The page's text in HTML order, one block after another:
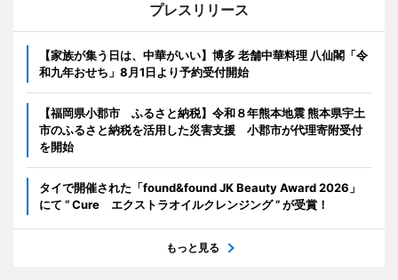
プレスリリース
【家族が集う日は、中華がいい】博多 老舗中華料理 八仙閣「令
和九年おせち」8月1日より予約受付開始
【福岡県小郡市 ふるさと納税】令和８年熊本地震 熊本県宇土
市のふるさと納税を活用した災害支援 小郡市が代理寄附受付
を開始
タイで開催された「found&found JK Beauty Award 2026」
にて “ Cure エクストラオイルクレンジング ” が受賞！
もっと見る